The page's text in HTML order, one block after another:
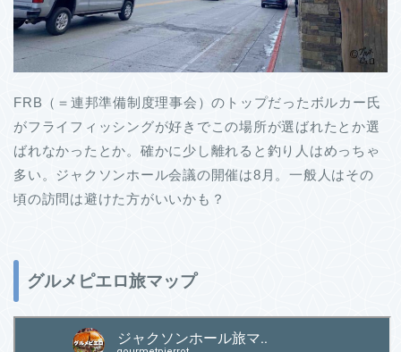
FRB（＝連邦準備制度理事会）のトップだったボルカー氏
がフライフィッシングが好きでこの場所が選ばれたとか選
ばれなかったとか。確かに少し離れると釣り人はめっちゃ
多い。ジャクソンホール会議の開催は8月。一般人はその
頃の訪問は避けた方がいいかも？
グルメピエロ旅マップ